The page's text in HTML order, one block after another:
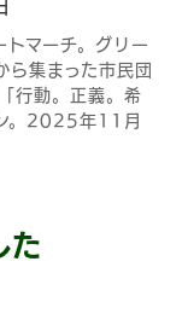
マーチ。グリー
ら集まった市民団
行動。正義。希
。2025年11月
た